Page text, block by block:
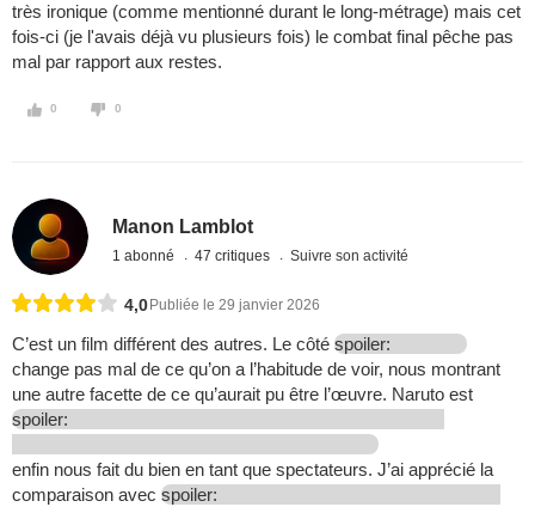
très ironique (comme mentionné durant le long-métrage) mais cet
fois-ci (je l'avais déjà vu plusieurs fois) le combat final pêche pas
mal par rapport aux restes.
0 0
Manon Lamblot
1 abonné 47 critiques Suivre son activité
4,0 Publiée le 29 janvier 2026
C’est un film différent des autres. Le côté spoiler:
change pas mal de ce qu’on a l’habitude de voir, nous montrant
une autre facette de ce qu’aurait pu être l’œuvre. Naruto est
spoiler:
enfin nous fait du bien en tant que spectateurs. J’ai apprécié la
comparaison avec spoiler: